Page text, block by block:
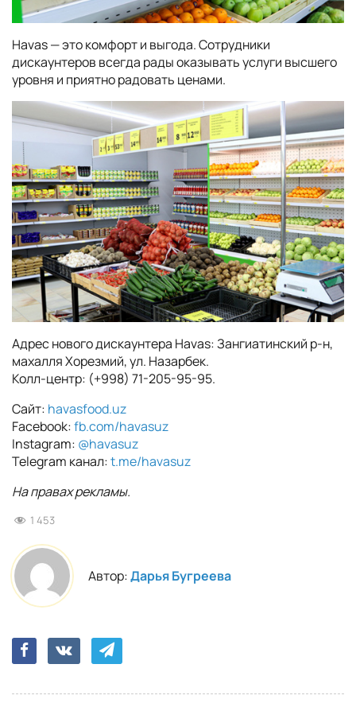
Havas — это комфорт и выгода. Сотрудники
дискаунтеров всегда рады оказывать услуги высшего
уровня и приятно радовать ценами.
Адрес нового дискаунтера Havas: Зангиатинский р-н,
махалля Хорезмий, ул. Назарбек.
Колл-центр: (+998) 71-205-95-95.
Сайт: havasfood.uz
Facebook:fb.com/havasuz
Instagram: @havasuz
Telegram канал:t.me/havasuz
На правах рекламы.
1 453
Автор:Дарья Бугреева